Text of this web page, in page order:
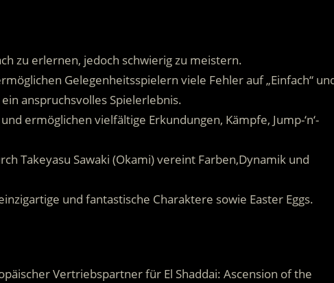
zu erlernen, jedoch schwierig zu meistern.
Gelegenheitsspielern viele Fehler auf „Einfach“
anspruchsvolles Spielerlebnis.
ermöglichen vielfältige Erkundungen, Kämpfe, Jump-‘n‘-
Takeyasu Sawaki (Okami) vereint Farben,Dynamik und
und fantastische Charaktere sowie Easter Eggs.
Vertriebspartner für El Shaddai: Ascension of the